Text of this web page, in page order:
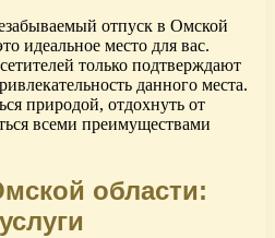
отпуск в Омской
идеальное место для вас.
только подтверждают
данного места.
природой, отдохнуть от
всеми преимуществами
области: